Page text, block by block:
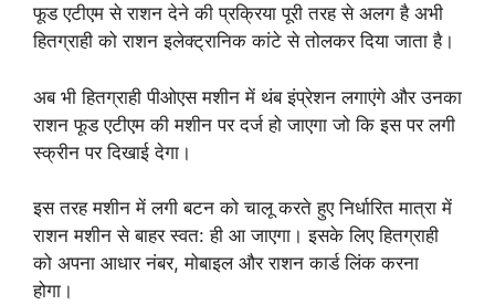
फूड एटीएम से राशन देने की प्रक्रिया पूरी तरह से अलग है अभी
हितग्राही को राशन इलेक्ट्रानिक कांटे से तोलकर दिया जाता है।
अब भी हितग्राही पीओएस मशीन में थंब इंप्रेशन लगाएंगे और उनका
राशन फूड एटीएम की मशीन पर दर्ज हो जाएगा जो कि इस पर लगी
स्क्रीन पर दिखाई देगा।
इस तरह मशीन में लगी बटन को चालू करते हुए निर्धारित मात्रा में
राशन मशीन से बाहर स्वत: ही आ जाएगा। इसके लिए हितग्राही
को अपना आधार नंबर, मोबाइल और राशन कार्ड लिंक करना
होगा।